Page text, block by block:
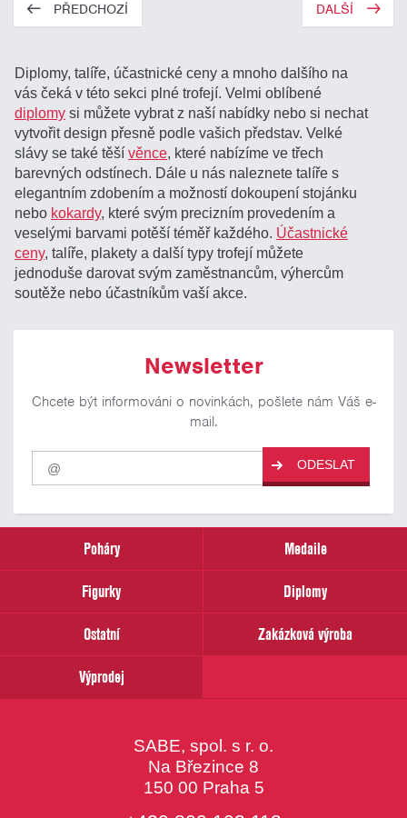
PŘEDCHOZÍ DALŠÍ
Diplomy, talíře, účastnické ceny a mnoho dalšího na
vás čeká v této sekci plné trofejí. Velmi oblíbené
diplomy si můžete vybrat z naší nabídky nebo si nechat
vytvořit design přesně podle vašich představ. Velké
slávy se také těšívěnce, které nabízíme ve třech
barevných odstínech. Dále u nás naleznete talíře s
elegantním zdobením a možností dokoupení stojánku
nebo kokardy, které svým precizním provedením a
veselými barvami potěší téměř každého. Účastnické
ceny, talíře, plakety a další typy trofejí můžete
jednoduše darovat svým zaměstnancům, výhercům
soutěže nebo účastníkům vaší akce.
Newsletter
Chcete být informováni o novinkách, pošlete nám Váš e-
mail.
Pro
odběr
našich
email
ODESLAT
Poháry
Medaile
Figurky
Diplomy
Ostatní
Zakázková výroba
Výprodej
SABE, spol. s r. o.
Na Březince 8
150 00 Praha 5